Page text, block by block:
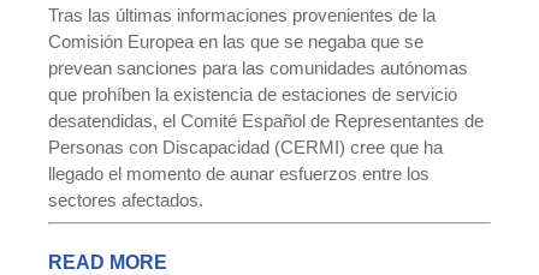
Tras las últimas informaciones provenientes de la
Comisión Europea en las que se negaba que se
prevean sanciones para las comunidades autónomas
que prohíben la existencia de estaciones de servicio
desatendidas, el Comité Español de Representantes de
Personas con Discapacidad (CERMI) cree que ha
llegado el momento de aunar esfuerzos entre los
sectores afectados.
READ MORE